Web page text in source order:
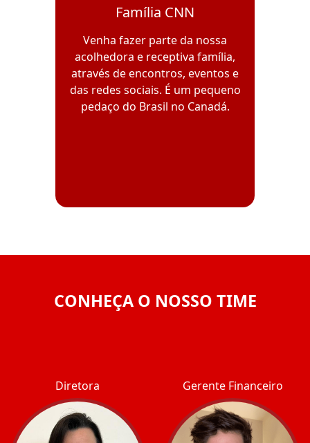
Família CNN
Venha fazer parte da nossa
acolhedora e receptiva família,
através de encontros, eventos e
das redes sociais. É um pequeno
pedaço do Brasil no Canadá.
CONHEÇA O NOSSO TIME
Diretora Gerente Financeiro